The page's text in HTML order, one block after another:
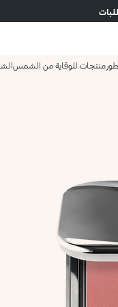
منتجات للوقاية من الشمس